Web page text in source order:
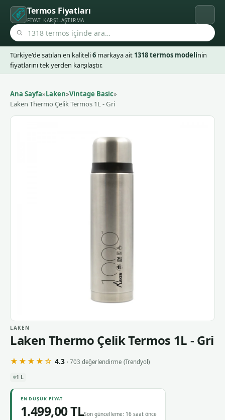
Termos Fiyatları
FIYAT KARŞILAŞTIRMA
Türkiye'de satılan en kaliteli6 markaya ait 1318 termos modelinin
fiyatlarını tek yerden karşılaştır.
Ana Sayfa»Laken»Vintage Basic»
Laken Thermo Çelik Termos 1L - Gri
LAKEN
Laken Thermo Çelik Termos 1L - Gri
★★★★☆ 4.3 · 703 değerlendirme (Trendyol)
1 L
EN DÜŞÜK FIYAT
1.499,00 TLSon güncelleme: 16 saat önce